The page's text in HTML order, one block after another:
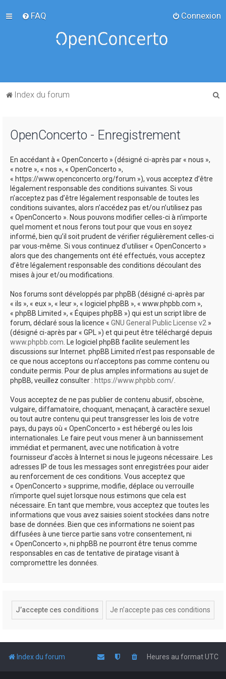
FAQ Connexion
Index du forum
OpenConcerto - Enregistrement
En accédant à « OpenConcerto » (désigné ci-après par « nous »,
« notre », « nos », « OpenConcerto »,
« https://www.openconcerto.org/forum »), vous acceptez d’être
légalement responsable des conditions suivantes. Si vous
n’acceptez pas d’être légalement responsable de toutes les
conditions suivantes, alors n’accédez pas et/ou n’utilisez pas
« OpenConcerto ». Nous pouvons modifier celles-ci à n’importe
quel moment et nous ferons tout pour que vous en soyez
informé, bien qu’il soit prudent de vérifier régulièrement celles-ci
par vous-même. Si vous continuez d’utiliser « OpenConcerto »
alors que des changements ont été effectués, vous acceptez
d’être légalement responsable des conditions découlant des
mises à jour et/ou modifications.
Nos forums sont développés par phpBB (désigné ci-après par
« ils », « eux », « leur », « logiciel phpBB », « www.phpbb.com »,
« phpBB Limited », « Équipes phpBB ») qui est un script libre de
forum, déclaré sous la licence « GNU General Public License v2 »
(désigné ci-après par « GPL ») et qui peut être téléchargé depuis
www.phpbb.com. Le logiciel phpBB facilite seulement les
discussions sur Internet. phpBB Limited n’est pas responsable de
ce que nous acceptons ou n’acceptons pas comme contenu ou
conduite permis. Pour de plus amples informations au sujet de
phpBB, veuillez consulter : https://www.phpbb.com/.
Vous acceptez de ne pas publier de contenu abusif, obscène,
vulgaire, diffamatoire, choquant, menaçant, à caractère sexuel
ou tout autre contenu qui peut transgresser les lois de votre
pays, du pays où « OpenConcerto » est hébergé ou les lois
internationales. Le faire peut vous mener à un bannissement
immédiat et permanent, avec une notification à votre
fournisseur d’accès à Internet si nous le jugeons nécessaire. Les
adresses IP de tous les messages sont enregistrées pour aider
au renforcement de ces conditions. Vous acceptez que
« OpenConcerto » supprime, modifie, déplace ou verrouille
n’importe quel sujet lorsque nous estimons que cela est
nécessaire. En tant que membre, vous acceptez que toutes les
informations que vous avez saisies soient stockées dans notre
base de données. Bien que ces informations ne soient pas
diffusées à une tierce partie sans votre consentement, ni
« OpenConcerto », ni phpBB ne pourront être tenus comme
responsables en cas de tentative de piratage visant à
compromettre les données.
Index du forum Heures au formatUTC